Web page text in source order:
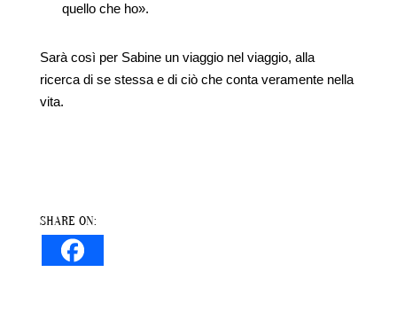
quello che ho».
Sarà così per Sabine un viaggio nel viaggio, alla
ricerca di se stessa e di ciò che conta veramente nella
vita.
SHARE ON: